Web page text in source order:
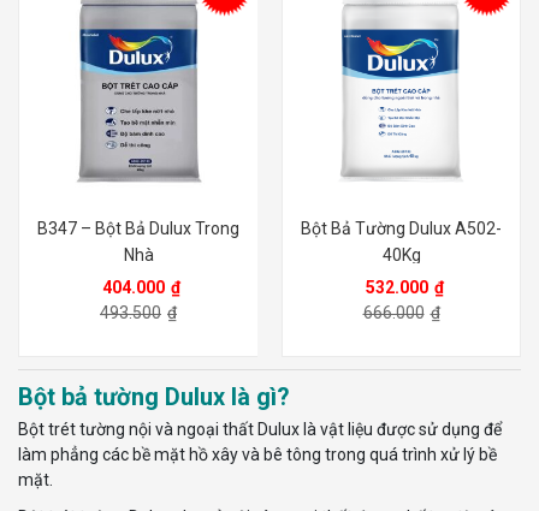
B347 – Bột Bả Dulux Trong
Nhà
404.000 ₫
493.500 ₫
Bột Bả Tường Dulux A502-
40Kg
532.000 ₫
666.000 ₫
Bột bả tường Dulux là gì?
Bột trét tường nội và ngoại thất Dulux là vật liệu được sử dụng để
làm phẳng các bề mặt hồ xây và bê tông trong quá trình xử lý bề
mặt.